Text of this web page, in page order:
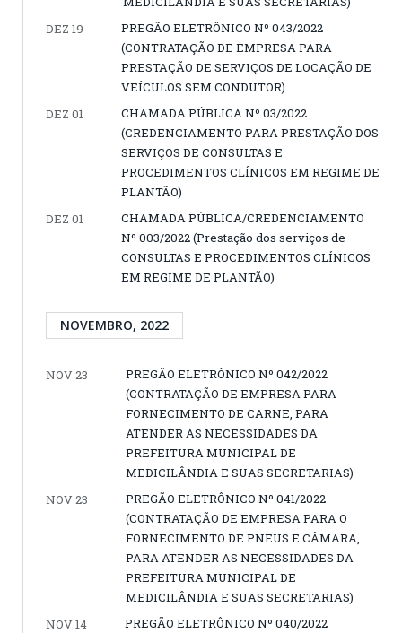
DEZ 19
PREGÃO ELETRÔNICO Nº 043/2022
(CONTRATAÇÃO DE EMPRESA PARA
PRESTAÇÃO DE SERVIÇOS DE LOCAÇÃO DE
VEÍCULOS SEM CONDUTOR)
DEZ 01
CHAMADA PÚBLICA Nº 03/2022
(CREDENCIAMENTO PARA PRESTAÇÃO DOS
SERVIÇOS DE CONSULTAS E
PROCEDIMENTOS CLÍNICOS EM REGIME DE
PLANTÃO)
DEZ 01
CHAMADA PÚBLICA/CREDENCIAMENTO
Nº 003/2022 (Prestação dos serviços de
CONSULTAS E PROCEDIMENTOS CLÍNICOS
EM REGIME DE PLANTÃO)
NOVEMBRO, 2022
NOV 23
PREGÃO ELETRÔNICO Nº 042/2022
(CONTRATAÇÃO DE EMPRESA PARA
FORNECIMENTO DE CARNE, PARA
ATENDER AS NECESSIDADES DA
PREFEITURA MUNICIPAL DE
MEDICILÂNDIA E SUAS SECRETARIAS)
NOV 23
PREGÃO ELETRÔNICO Nº 041/2022
(CONTRATAÇÃO DE EMPRESA PARA O
FORNECIMENTO DE PNEUS E CÂMARA,
PARA ATENDER AS NECESSIDADES DA
PREFEITURA MUNICIPAL DE
MEDICILÂNDIA E SUAS SECRETARIAS)
NOV 14
PREGÃO ELETRÔNICO Nº 040/2022